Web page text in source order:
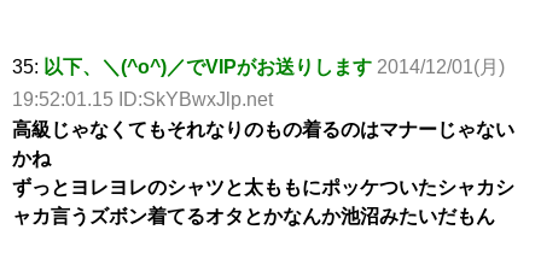
35: 以下、＼(^o^)／でVIPがお送りします 2014/12/01(月)
19:52:01.15 ID:SkYBwxJlp.net
高級じゃなくてもそれなりのもの着るのはマナーじゃない
かね
ずっとヨレヨレのシャツと太ももにポッケついたシャカシ
ャカ言うズボン着てるオタとかなんか池沼みたいだもん